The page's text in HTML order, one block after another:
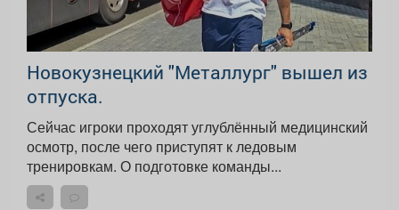
Новокузнецкий "Металлург" вышел из
отпуска.
Сейчас игроки проходят углублённый медицинский
осмотр, после чего приступят к ледовым
тренировкам. О подготовке команды...